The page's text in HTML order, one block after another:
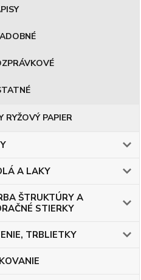
RYŽOVÝ PAPIER
A LAKY
ŠTRUKTÚRY A
STIERKY
TRBLIETKY